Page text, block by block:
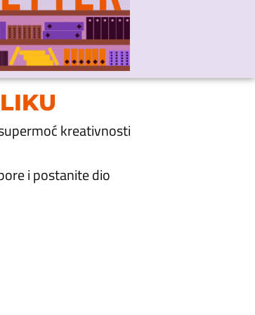
kreativnosti
i postanite dio